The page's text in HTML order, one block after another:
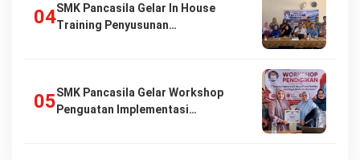
SMK Pancasila Gelar In House
Training Penyusunan…
SMK Pancasila Gelar Workshop
Penguatan Implementasi…